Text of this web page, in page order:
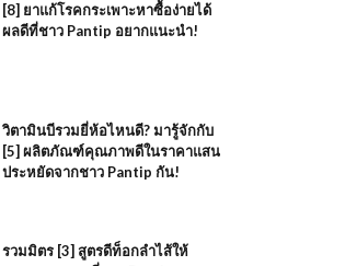
[8] ยาแก้โรคกระเพาะหาซื้อง่ายได้
ผลดีที่ชาว Pantip อยากแนะนำ!
วิตามินบีรวมยี่ห้อไหนดี? มารู้จักกับ
[5] ผลิตภัณฑ์คุณภาพดีในราคาแสน
ประหยัดจากชาว Pantip กัน!
รวมมิตร [3] สูตรดีท็อกลำไส้ให้